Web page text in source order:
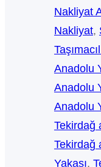
Nakliyat
Nakliyat,
Anadolu
Anadolu
Anadolu
Tekirdağ
Tekirdağ
Yakası,